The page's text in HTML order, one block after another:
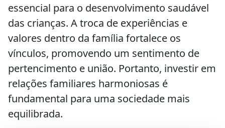
essencial para o desenvolvimento saudável
das crianças. A troca de experiências e
valores dentro da família fortalece os
vínculos, promovendo um sentimento de
pertencimento e união. Portanto, investir em
relações familiares harmoniosas é
fundamental para uma sociedade mais
equilibrada.